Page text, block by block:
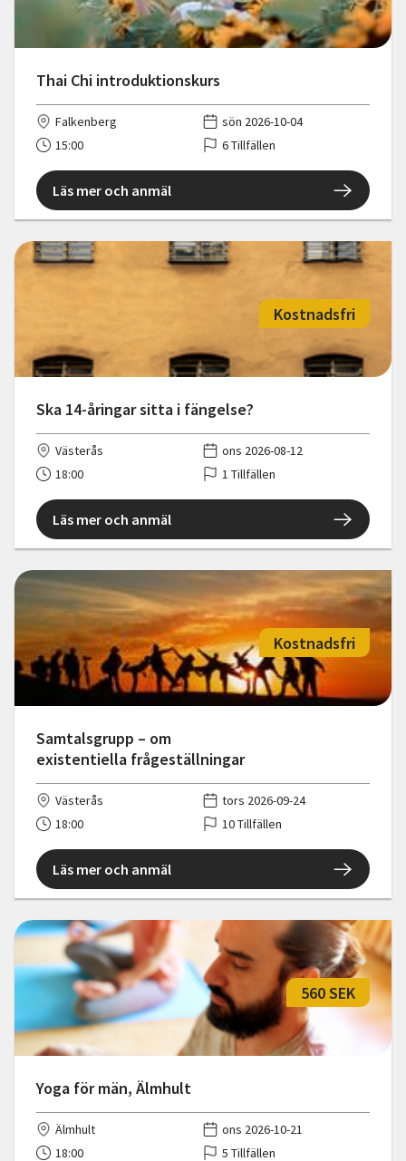
Thai Chi introduktionskurs
Falkenberg
sön 2026-10-04
15:00
6 Tillfällen
Läs mer och anmäl
Ska 14-åringar sitta i fängelse?
Kostnadsfri
Västerås
ons 2026-08-12
18:00
1 Tillfällen
Läs mer och anmäl
Samtalsgrupp – om
existentiella frågeställningar
Kostnadsfri
Västerås
tors 2026-09-24
18:00
10 Tillfällen
Läs mer och anmäl
Yoga för män, Älmhult
560 SEK
Älmhult
ons 2026-10-21
18:00
5 Tillfällen